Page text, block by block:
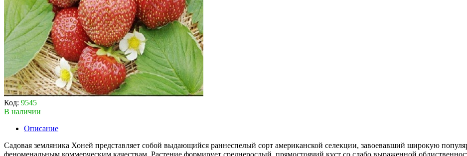
Код: 9545
В наличии
Описание
Садовая земляника Хоней представляет собой выдающийся раннеспелый сорт американской селекции, завоевавший широкую
феноменальным коммерческим качествам. Растение формирует среднерослый, прямостоячий куст со слабо выраженной